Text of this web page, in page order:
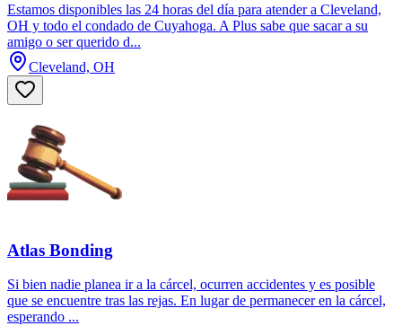
Estamos disponibles las 24 horas del día para atender a Cleveland,
OH y todo el condado de Cuyahoga. A Plus sabe que sacar a su
amigo o ser querido d...
Cleveland, OH
Atlas Bonding
Si bien nadie planea ir a la cárcel, ocurren accidentes y es posible
que se encuentre tras las rejas. En lugar de permanecer en la cárcel,
esperando ...